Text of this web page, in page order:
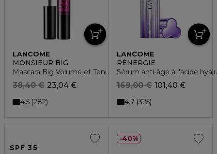
LANCÔME
MONSIEUR BIG
Mascara Big Volume et Tenue jusqu'à 24h
23,04 €
38,40 €
4.5 282
LANCÔME
RÉNERGIE
Sérum anti-âge à l'acide
101,40 €
169,00 €
4.7 325
SPF 35
40%